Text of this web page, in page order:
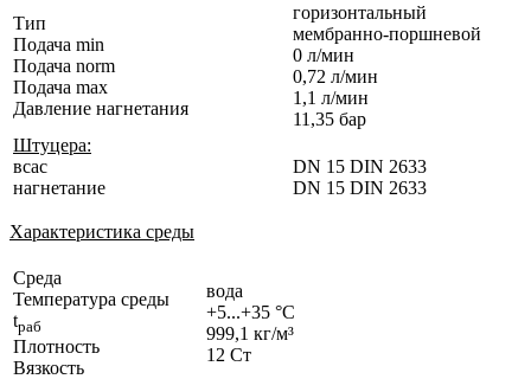
Тип
Подача min
Подача norm
Подача max
Давление нагнетания
горизонтальный
мембранно-поршневой
0 л/мин
0,72 л/мин
1,1 л/мин
11,35 бар
Штуцера:
всас
нагнетание
DN 15 DIN 2633
DN 15 DIN 2633
Характеристика среды
Среда
Температура среды
tраб
Плотность
Вязкость
вода
+5...+35 °C
999,1 кг/м³
12 Ст